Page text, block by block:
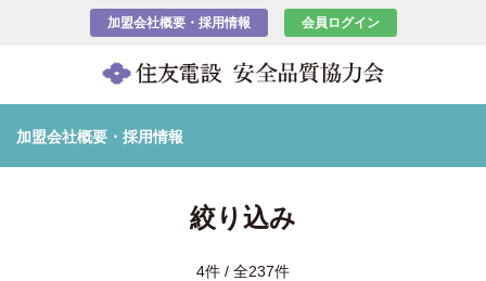
加盟会社概要・採用情報 会員ログイン
加盟会社概要・採用情報
絞り込み
4件 / 全237件